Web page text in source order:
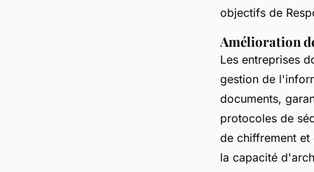
objectifs de
Amélioration
Les entreprises
gestion de
documents,
protocoles de
de chiffrement
la capacité